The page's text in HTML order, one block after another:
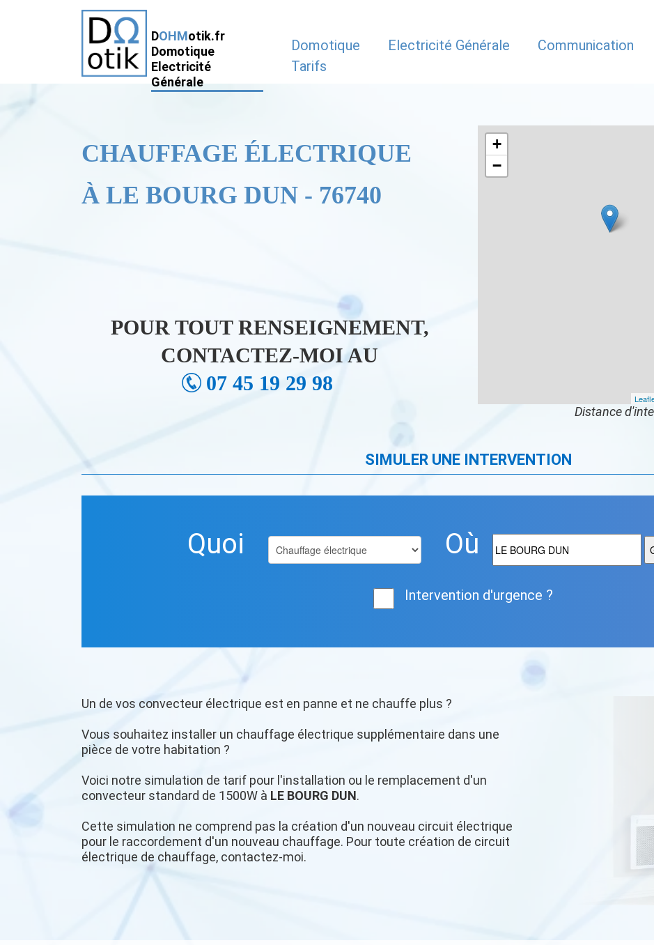
DOHMotik.fr
Domotique
Electricité
Générale
Domotique Electricité Générale
Communication
Tarifs
CHAUFFAGE ÉLECTRIQUE
À LE BOURG DUN - 76740
POUR TOUT RENSEIGNEMENT,
CONTACTEZ-MOI AU
07 45 19 29 98
+
−
Distance
SIMULER UNE INTERVENTION
Quoi Où
Intervention d'urgence ?
Un de vos convecteur électrique est en panne et ne chauffe plus ?
Vous souhaitez installer un chauffage électrique supplémentaire dans une
pièce de votre habitation ?
Voici notre simulation de tarif pour l'installation ou le remplacement d'un
convecteur standard de 1500W à LE BOURG DUN.
Cette simulation ne comprend pas la création d'un nouveau circuit électrique
pour le raccordement d'un nouveau chauffage. Pour toute création de circuit
électrique de chauffage, contactez-moi.